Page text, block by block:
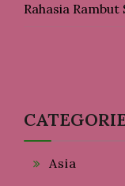
Rahasia
Asia